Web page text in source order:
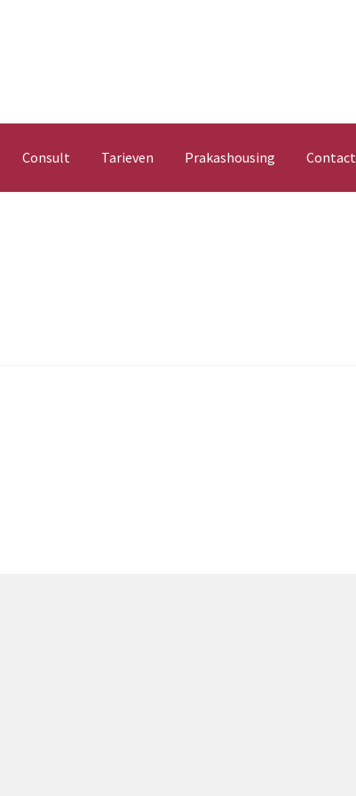
Consult Tarieven Prakashousing Contact